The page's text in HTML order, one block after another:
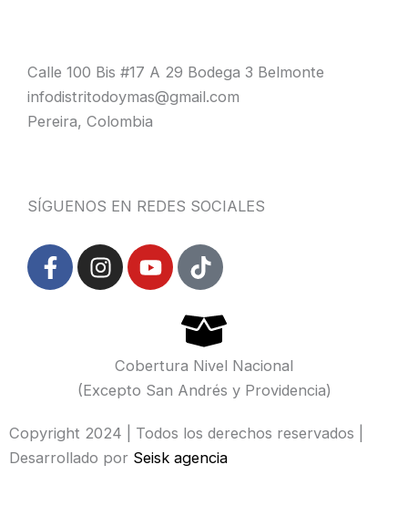
Calle 100 Bis #17 A 29 Bodega 3 Belmonte
infodistritodoymas@gmail.com
Pereira, Colombia
SÍGUENOS EN REDES SOCIALES
F
a
-
f
I
n
r
m
Y
o
b
e
T
i
t
o
k
Cobertura Nivel Nacional
(Excepto San Andrés y Providencia)
Copyright 2024 | Todos los derechos reservados |
Desarrollado por Seisk agencia